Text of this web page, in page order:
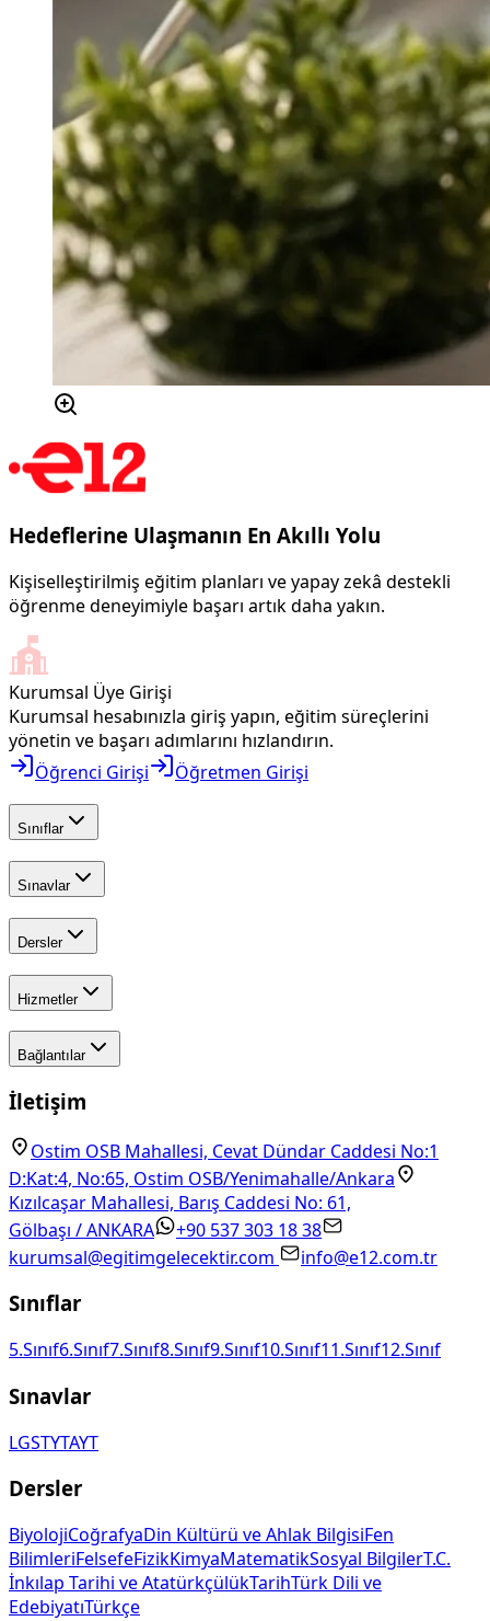
Hedeflerine Ulaşmanın En Akıllı Yolu
Kişiselleştirilmiş eğitim planları ve yapay zekâ destekli
öğrenme deneyimiyle başarı artık daha yakın.
Kurumsal Üye Girişi
Kurumsal hesabınızla giriş yapın, eğitim süreçlerini
yönetin ve başarı adımlarını hızlandırın.
Öğrenci Girişi
Öğretmen Girişi
Sınıflar
Sınavlar
Dersler
Hizmetler
Bağlantılar
İletişim
Ostim OSB Mahallesi, Cevat Dündar Caddesi No:1
D:Kat:4, No:65, Ostim OSB/Yenimahalle/Ankara
Kızılcaşar Mahallesi, Barış Caddesi No: 61,
Gölbaşı / ANKARA
+90 537 303 18 38
kurumsal@egitimgelecektir.com
info@e12.com.tr
Sınıflar
5.Sınıf6.Sınıf7.Sınıf8.Sınıf9.Sınıf10.Sınıf11.Sınıf12.Sınıf
Sınavlar
LGSTYTAYT
Dersler
BiyolojiCoğrafyaDin Kültürü ve Ahlak BilgisiFen
BilimleriFelsefeFizikKimyaMatematikSosyal BilgilerT.C.
İnkılap Tarihi ve AtatürkçülükTarihTürk Dili ve
EdebiyatıTürkçe